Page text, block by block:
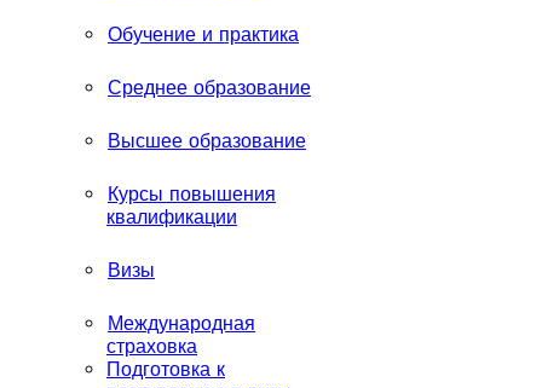
Обучение и практика
Среднее образование
Высшее образование
Курсы повышения
квалификации
Визы
Международная
страховка
Подготовка к